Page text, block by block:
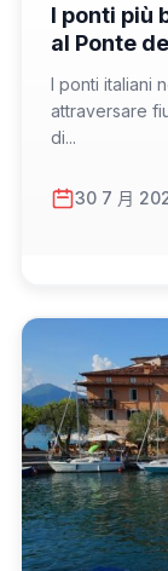
I ponti più
al Ponte
I ponti italiani
attraversare
di...
30 7 月